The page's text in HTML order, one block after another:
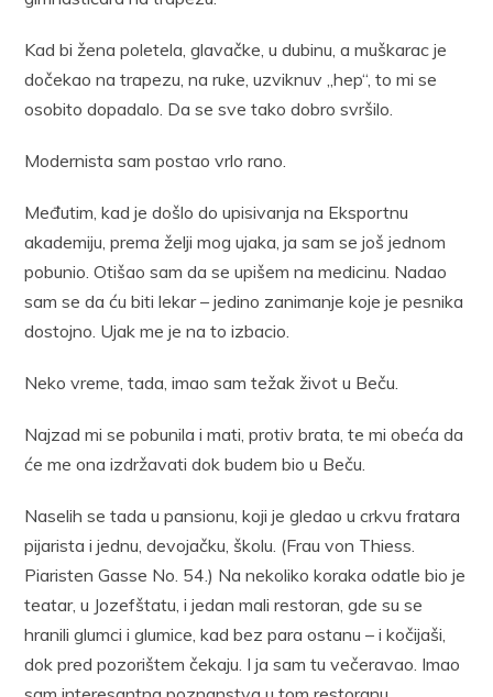
Kad bi žena poletela, glavačke, u dubinu, a muškarac je
dočekao na trapezu, na ruke, uzviknuv „hep“, to mi se
osobito dopadalo. Da se sve tako dobro svršilo.
Modernista sam postao vrlo rano.
Međutim, kad je došlo do upisivanja na Eksportnu
akademiju, prema želji mog ujaka, ja sam se još jednom
pobunio. Otišao sam da se upišem na medicinu. Nadao
sam se da ću biti lekar – jedino zanimanje koje je pesnika
dostojno. Ujak me je na to izbacio.
Neko vreme, tada, imao sam težak život u Beču.
Najzad mi se pobunila i mati, protiv brata, te mi obeća da
će me ona izdržavati dok budem bio u Beču.
Naselih se tada u pansionu, koji je gledao u crkvu fratara
pijarista i jednu, devojačku, školu. (Frau von Thiess.
Piaristen Gasse No. 54.) Na nekoliko koraka odatle bio je
teatar, u Jozefštatu, i jedan mali restoran, gde su se
hranili glumci i glumice, kad bez para ostanu – i kočijaši,
dok pred pozorištem čekaju. I ja sam tu večeravao. Imao